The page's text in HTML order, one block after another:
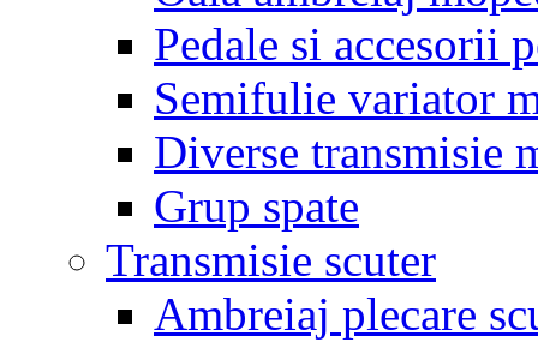
Pedale si accesorii
Semifulie variator
Diverse transmisie
Grup spate
Transmisie scuter
Ambreiaj plecare